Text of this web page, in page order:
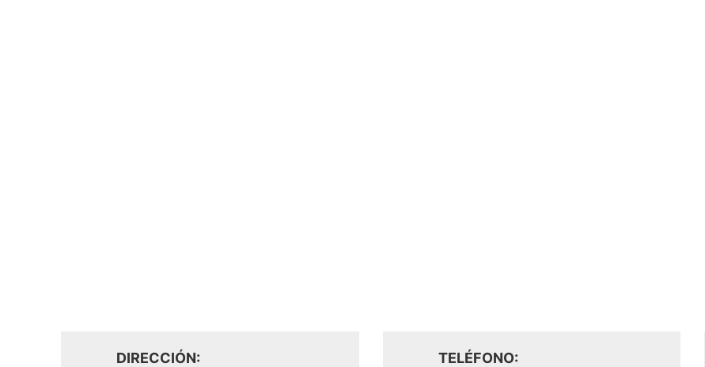
DIRECCIÓN: TELÉFONO: